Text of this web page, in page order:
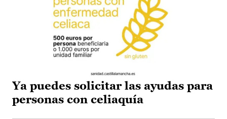
Ya puedes solicitar las ayudas para
personas con celiaquía